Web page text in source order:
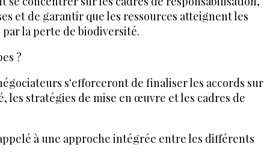
et de garantir que les ressources atteignent les
la perte de biodiversité.
?
s'efforceront de finaliser les accords sur
les stratégies de mise en œuvre et les cadres de
à une approche intégrée entre les différents